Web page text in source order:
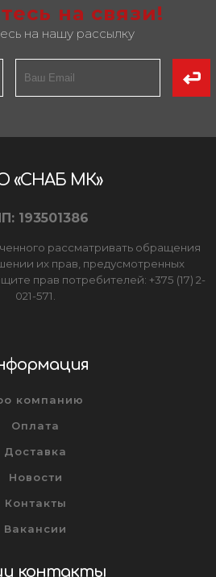
на связи!
на нашу рассылку
«СНАБ МК»
193501386
рассматривать обращения
их прав, предусмотренных
прав потребителей: +375 (17) 2-
021-571.
компанию
Оплата
Доставка
Новости
Контакты
Вакансии
контакты